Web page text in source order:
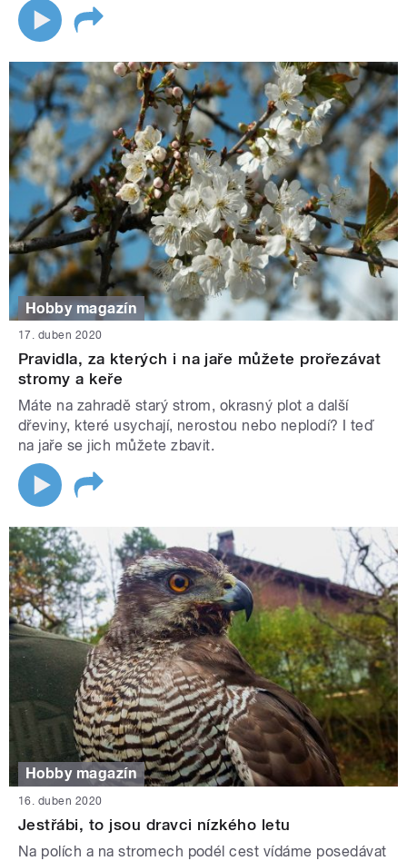
Hobby magazín
17. duben 2020
Pravidla, za kterých i na jaře můžete prořezávat
stromy a keře
Máte na zahradě starý strom, okrasný plot a další
dřeviny, které usychají, nerostou nebo neplodí? I teď
na jaře se jich můžete zbavit.
Hobby magazín
16. duben 2020
Jestřábi, to jsou dravci nízkého letu
Na polích a na stromech podél cest vídáme posedávat